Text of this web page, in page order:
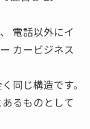
電話以外にイ
カービジネス
同じ構造です。
るものとして